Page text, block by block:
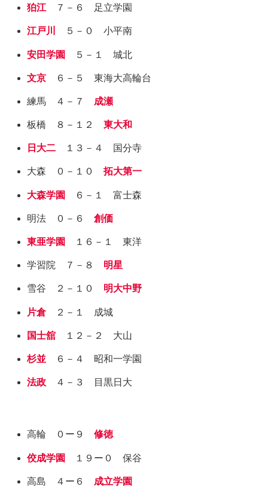
狛江 ７－６ 足立学園
江戸川 ５－０ 小平南
安田学園 ５－１ 城北
文京 ６－５ 東海大高輪台
練馬 ４－７ 成瀬
板橋 ８－１２東大和
日大二 １３－４ 国分寺
大森 ０－１０拓大第一
大森学園 ６－１ 富士森
明法 ０－６創価
東亜学園 １６－１ 東洋
学習院 ７－８ 明星
雪谷 ２－１０ 明大中野
片倉２－１ 成城
国士舘 １２－２ 大山
杉並 ６－４ 昭和一学園
法政 ４－３ 目黒日大
高輪 ０ー９修徳
佼成学園 １９ー０ 保谷
高島 ４ー６ 成立学園